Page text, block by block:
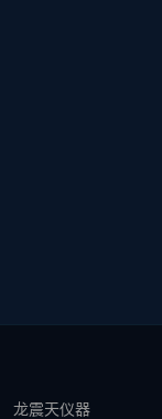
龙震天仪器